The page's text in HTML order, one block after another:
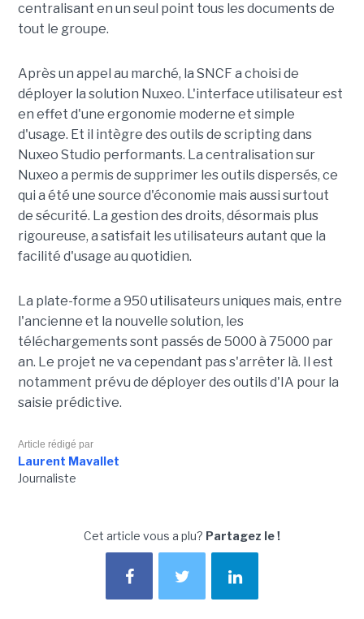
centralisant en un seul point tous les documents de
tout le groupe.
Après un appel au marché, la SNCF a choisi de
déployer la solution Nuxeo. L'interface utilisateur est
en effet d'une ergonomie moderne et simple
d'usage. Et il intègre des outils de scripting dans
Nuxeo Studio performants. La centralisation sur
Nuxeo a permis de supprimer les outils dispersés, ce
qui a été une source d'économie mais aussi surtout
de sécurité. La gestion des droits, désormais plus
rigoureuse, a satisfait les utilisateurs autant que la
facilité d'usage au quotidien.
La plate-forme a 950 utilisateurs uniques mais, entre
l'ancienne et la nouvelle solution, les
téléchargements sont passés de 5000 à 75000 par
an. Le projet ne va cependant pas s'arrêter là. Il est
notamment prévu de déployer des outils d'IA pour la
saisie prédictive.
Article rédigé par
Laurent Mavallet
Journaliste
Cet article vous a plu? Partagez le !